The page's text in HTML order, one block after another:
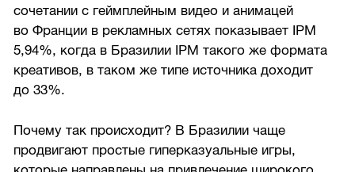
сочетании с геймплейным видео и анимацей
во Франции в рекламных сетях показывает IPM
5,94%, когда в Бразилии IPM такого же формата
креативов, в таком же типе источника доходит
до 33%.
Почему так происходит? В Бразилии чаще
продвигают простые гиперказуальные игры,